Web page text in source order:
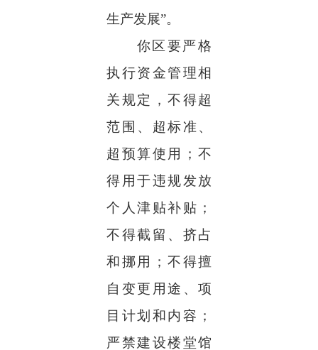
生产发展”。
你区要严格
执行资金管理相
关规定，不得超
范围、超标准、
超预算使用；不
得用于违规发放
个人津贴补贴；
不得截留、挤占
和挪用；不得擅
自变更用途、项
目计划和内容；
严禁建设楼堂馆